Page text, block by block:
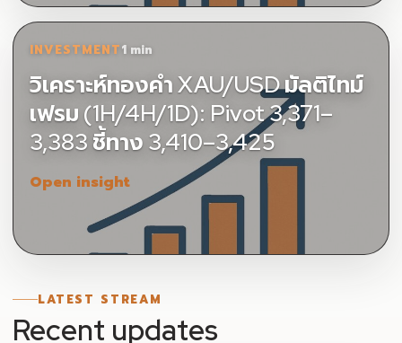
INVESTMENT1 min
วิเคราะห์ทองคำ XAU/USD มัลติไทม์
เฟรม (1H/4H/1D): Pivot 3,371–
3,383 ชี้ทาง 3,410–3,425
Open insight
LATEST STREAM
Recent updates